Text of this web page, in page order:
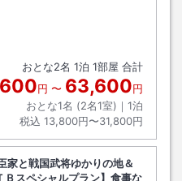
おとな2名 1泊 1部屋 合計
円 〜 63,600円
おとな1名 (2名1室)｜ 1泊
税込 13,800円〜31,800円
家と戦国武将ゆかりの地＆
スペシャルプラン】食事な